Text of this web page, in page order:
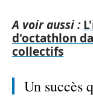
A voir aussi :
d'octathlon
collectifs
Un succès